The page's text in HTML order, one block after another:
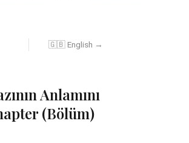
🇬🇧 English →
Anlamını
(Bölüm)